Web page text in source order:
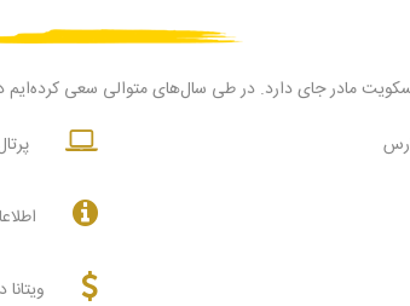
مادر جای دارد. در طی سال‌های متوالی سعی‌